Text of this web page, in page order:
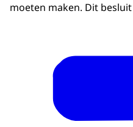
moeten maken. Dit